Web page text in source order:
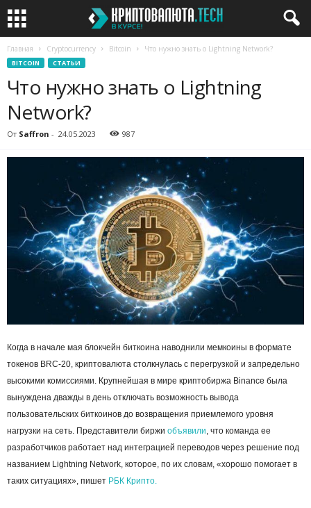
Главная Cryptocurrency Bitcoin Что нужно знать о Lightning Network?
BITCOIN СТАТЬИ
Что нужно знать о Lightning
Network?
От Saffron - 24.05.2023 987
Когда в начале мая блокчейн биткоина наводнили мемкоины в формате
токенов BRC-20, криптовалюта столкнулась с перегрузкой и запредельно
высокими комиссиями. Крупнейшая в мире криптобиржа Binance была
вынуждена дважды в день отключать возможность вывода
пользовательских биткоинов до возвращения приемлемого уровня
нагрузки на сеть. Представители биржи объявили , что команда ее
разработчиков работает над интеграцией переводов через решение под
названием Lightning Network, которое, по их словам, «хорошо помогает в
таких ситуациях», пишет РБК Крипто.